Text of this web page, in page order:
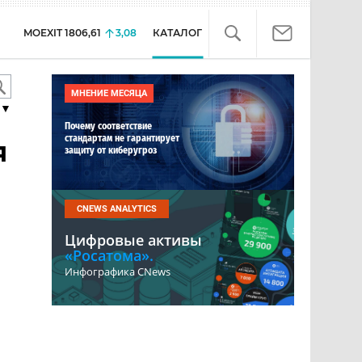
MOEXIT 1806,61 3,08 КАТАЛОГ
МНЕНИЕ МЕСЯЦА
Почему соответствие
стандартам не гарантирует
защиту от киберугроз
CNEWS ANALYTICS
Цифровые активы
«Росатома».
Инфографика CNews